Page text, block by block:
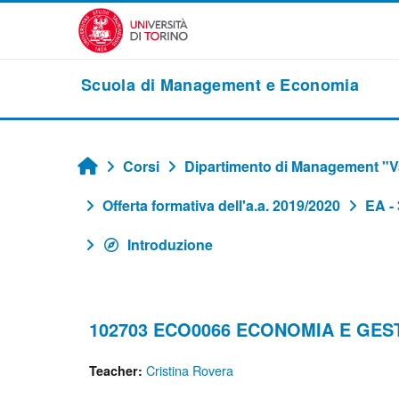
Vai al contenuto principale
Scuola di Management e Economia
Home
Corsi
Dipartimento di Management
Offerta formativa dell'a.a. 2019/2020
EA -
Introduzione
102703 ECO0066 ECONOMIA E
Teacher: Cristina Rovera